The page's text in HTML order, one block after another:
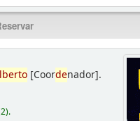
[Coordenador].